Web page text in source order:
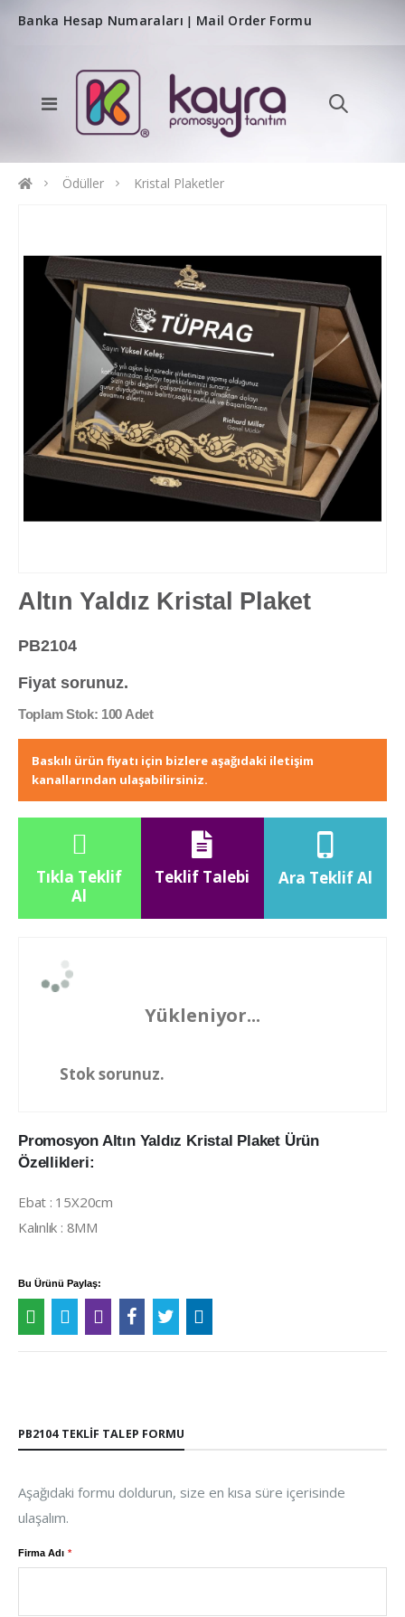
Banka Hesap Numaraları | Mail Order Formu
Ödüller Kristal Plaketler
Altın Yaldız Kristal Plaket
PB2104
Fiyat sorunuz.
Toplam Stok: 100 Adet
Baskılı ürün fiyatı için bizlere aşağıdaki iletişim
kanallarından ulaşabilirsiniz.
Tıkla Teklif
Al
Teklif Talebi Ara Teklif Al
Yükleniyor...
Stok sorunuz.
Promosyon Altın Yaldız Kristal Plaket Ürün
Özellikleri:
Ebat : 15X20cm
Kalınlık : 8MM
Bu Ürünü Paylaş:
PB2104 TEKLIF TALEP FORMU
Aşağıdaki formu doldurun, size en kısa süre içerisinde
ulaşalım.
Firma Adı